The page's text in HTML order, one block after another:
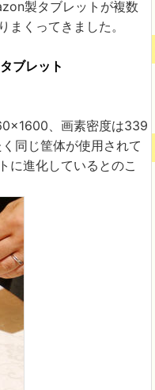
製タブレットが複数
くってきました。
ブレット
、画素密度は339
く同じ筐体が使用されて
に進化しているとのこ